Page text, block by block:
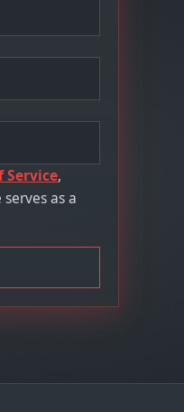
Service,
as a